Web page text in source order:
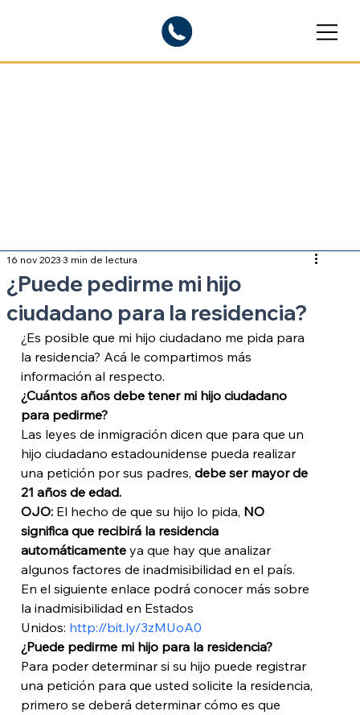
¿Puede pedirme mi hijo
ciudadano para la residencia?
16 nov 20233 min de lectura
¿Es posible que mi hijo ciudadano me pida para
la residencia? Acá le compartimos más
información al respecto.
¿Cuántos años debe tener mi hijo ciudadano
para pedirme?
Las leyes de inmigración dicen que para que un
hijo ciudadano estadounidense pueda realizar
una petición por sus padres, debe ser mayor de
21 años de edad.
OJO: El hecho de que su hijo lo pida, NO
significa que recibirá la residencia
automáticamente ya que hay que analizar
algunos factores de inadmisibilidad en el país.
En el siguiente enlace podrá conocer más sobre
la inadmisibilidad en Estados
Unidos: http://bit.ly/3zMUoA0
¿Puede pedirme mi hijo para la residencia?
Para poder determinar si su hijo puede registrar
una petición para que usted solicite la residencia,
primero se deberá determinar cómo es que